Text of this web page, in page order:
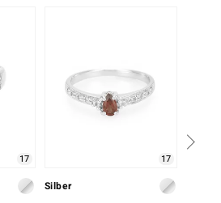
17 17
Silber